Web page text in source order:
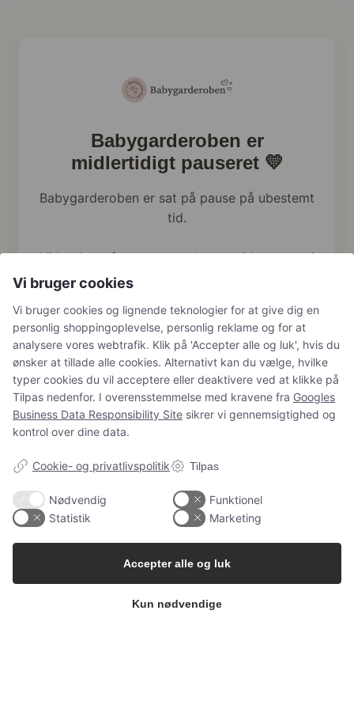
Babygarderoben er
midlertidigt pauseret 💛
Babygarderoben er sat på pause på ubestemt
tid.
Vi har brug for at bruge al vores tid og energi
på familien lige nu, og webshoppen holder
Har du tidligere bestilt hos os, håndterer vi
naturligvis stadig returneringer, reklamationer
og spørgsmål som normalt.
ms@babygarderoben.dk
Kærlige hilsner fra Mette fra Babygarderoben
Vi bruger cookies
Vi bruger cookies og lignende teknologier for at give dig en
personlig shoppingoplevelse, personlig reklame og for at
analysere vores webtrafik. Klik på 'Accepter alle og luk', hvis du
ønsker at tillade alle cookies. Alternativt kan du vælge, hvilke
typer cookies du vil acceptere eller deaktivere ved at klikke på
Tilpas nedenfor. I overensstemmelse med kravene fra Googles
Business Data Responsibility Site sikrer vi gennemsigtighed og
kontrol over dine data.
Cookie- og privatlivspolitik Tilpas
Nødvendig
Funktionel
Statistik
Marketing
Kun nødvendige
Accepter alle og luk